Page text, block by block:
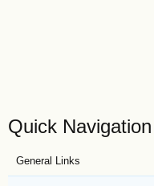
Quick
General Links